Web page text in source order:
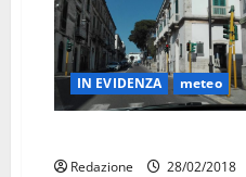
IN EVIDENZA meteo
Redazione
28/02/2018